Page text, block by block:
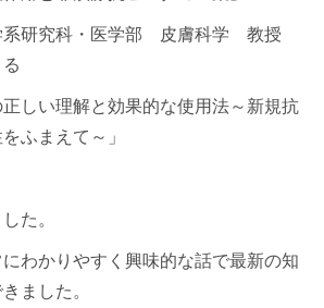
系研究科・医学部 皮膚科学 教授
正しい理解と効果的な使用法～新規抗
ふまえて～」
た。
わかりやすく興味的な話で最新の知
ました。